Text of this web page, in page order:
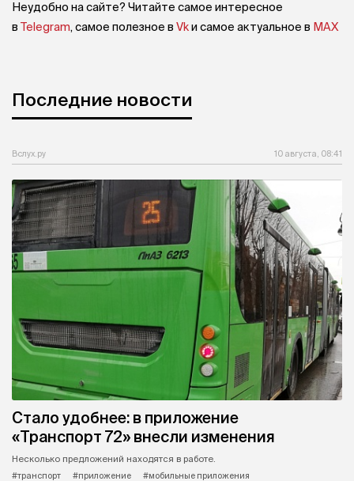
Неудобно на сайте? Читайте самое интересное
в Telegram, самое полезное в Vkи самое актуальное в MAX
Последние новости
Вслух.ру 10 августа, 08:41
Стало удобнее: в приложение
«Транспорт 72» внесли изменения
Несколько предложений находятся в работе.
#транспорт
#приложение
#мобильные приложения